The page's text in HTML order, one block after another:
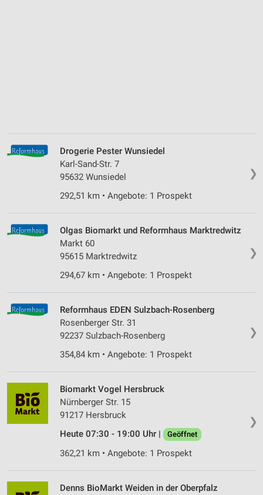
❯
Drogerie Pester Wunsiedel
Karl-Sand-Str. 7
95632 Wunsiedel
292,51 km • Angebote: 1 Prospekt
❯
Olgas Biomarkt und Reformhaus Marktredwitz
Markt 60
95615 Marktredwitz
294,67 km • Angebote: 1 Prospekt
❯
Reformhaus EDEN Sulzbach-Rosenberg
Rosenberger Str. 31
92237 Sulzbach-Rosenberg
354,84 km • Angebote: 1 Prospekt
❯
Biomarkt Vogel Hersbruck
Nürnberger Str. 15
91217 Hersbruck
Heute 07:30 - 19:00 Uhr |
Geöffnet
362,21 km • Angebote: 1 Prospekt
Denns BioMarkt Weiden in der Oberpfalz